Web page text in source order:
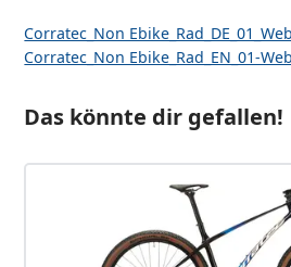
Corratec_Non
Corratec_Non Ebike_Rad_EN_01-
Das könnte dir gefallen!